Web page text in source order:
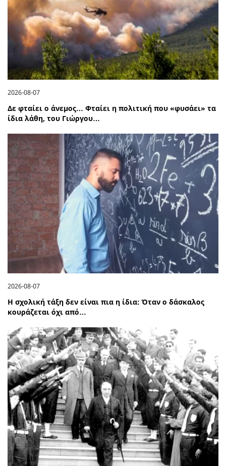
2026-08-07
Δε φταίει ο άνεμος… Φταίει η πολιτική που «φυσάει» τα
ίδια λάθη, του Γιώργου…
2026-08-07
Η σχολική τάξη δεν είναι πια η ίδια: Όταν ο δάσκαλος
κουράζεται όχι από…